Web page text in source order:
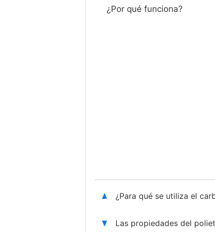
¿Por qué funciona?
¿Para qué se utiliza el
Las propiedades del